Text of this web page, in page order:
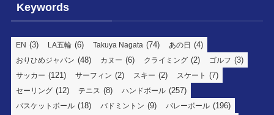
Keywords
EN (3) LA五輪 (6) Takuya Nagata (74) あの日 (4)
おりひめジャパン (48) カヌー (6) クライミング (2) ゴルフ (3)
サッカー (121) サーフィン (2) スキー (2) スケート (7)
セーリング (12) テニス (8) ハンドボール (257)
バスケットボール (18) バドミントン (9) バレーボール (196)